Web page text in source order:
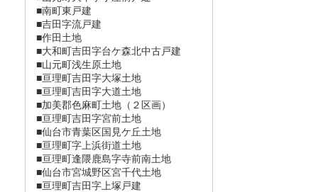
■南町東戸建
■吉田字流戸建
■作田土地
■大和町吉田字台ケ森北中古戸建
■山元町浅生原土地
■亘理町吉田字大塚土地
■亘理町吉田字大道土地
■加美郡色麻町土地（２区画）
■亘理町吉田字宮前土地
■仙台市青葉区国見ケ丘土地
■亘理町字上浜街道土地
■亘理町逢隈鹿島字寺前南土地
■仙台市宮城野区宮千代土地
■亘理町吉田字上塚戸建